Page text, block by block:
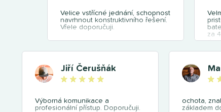
Velice vstřícné jednání, schopnost
navrhnout konstruktivního řešení.
Vřele doporučuji.
za
Jiří Čerušňák
Výborná komunikace a
profesionální přístup. Doporučuji.
ochota,
základem